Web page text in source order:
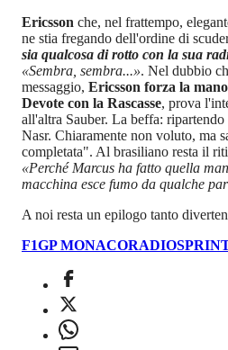
Ericsson che, nel frattempo,
ne stia fregando dell'ordine di
sia qualcosa di rotto con la sua
«Sembra, sembra...». Nel dubbio
messaggio, Ericsson forza la
Devote con la Rascasse, prova
all'altra Sauber. La beffa: ripartendo
Nasr. Chiaramente non voluto, ma
completata". Al brasiliano resta il
«Perché Marcus ha fatto quella
macchina esce fumo da qualche
A noi resta un epilogo tanto
F1GP MONACO